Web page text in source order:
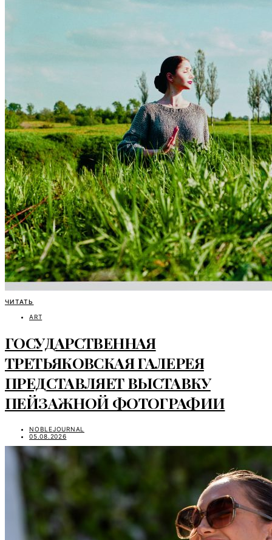
ЧИТАТЬ
ART
ГОСУДАРСТВЕННАЯ
ТРЕТЬЯКОВСКАЯ ГАЛЕРЕЯ
ПРЕДСТАВЛЯЕТ ВЫСТАВКУ
ПЕЙЗАЖНОЙ ФОТОГРАФИИ
NOBLEJOURNAL
05.08.2026